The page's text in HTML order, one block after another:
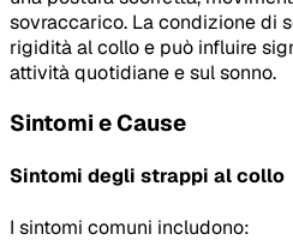
sovraccarico. La condizione di
rigidità al collo e può influire
attività quotidiane e sul sonno.
Sintomi e Cause
Sintomi degli strappi al collo
I sintomi comuni includono: